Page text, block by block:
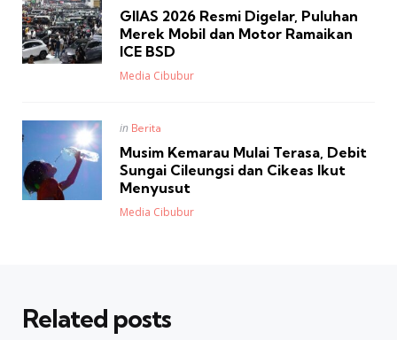
GIIAS 2026 Resmi Digelar, Puluhan
Merek Mobil dan Motor Ramaikan
ICE BSD
Posted
Media Cibubur
Posted
in Berita
Musim Kemarau Mulai Terasa, Debit
Sungai Cileungsi dan Cikeas Ikut
Menyusut
Posted
Media Cibubur
Related posts